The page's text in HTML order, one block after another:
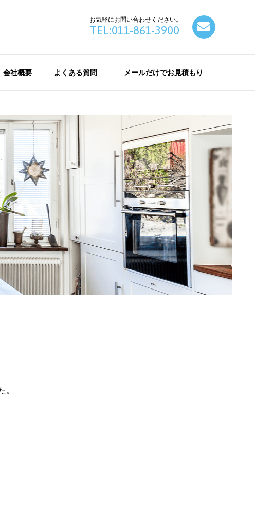
お気軽にお問い合わせください。
TEL:011-861-3900
会社概要 よくある質問 メールだけでお見積もり